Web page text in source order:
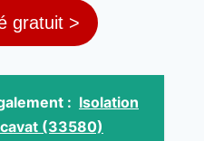
gratuit >
: Isolation
(33580)